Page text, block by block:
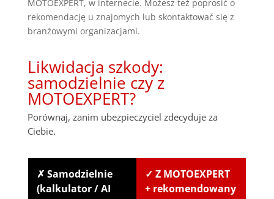
MOTOEXPERT, w internecie. Możesz też poprosić o
rekomendację u znajomych lub skontaktować się z
branżowymi organizacjami.
Likwidacja szkody:
samodzielnie czy z
MOTOEXPERT?
Porównaj, zanim ubezpieczyciel zdecyduje za
Ciebie.
✗ Samodzielnie
(kalkulator / AI
✓ Z MOTOEXPERT
+ rekomendowany